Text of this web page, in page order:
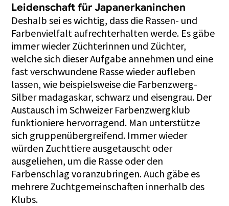
Leidenschaft für Japanerkaninchen
Deshalb sei es wichtig, dass die Rassen- und
Farbenvielfalt aufrechterhalten werde. Es gäbe
immer wieder Züchterinnen und Züchter,
welche sich dieser Aufgabe annehmen und eine
fast verschwundene Rasse wieder aufleben
lassen, wie beispielsweise die Farbenzwerg-
Silber madagaskar, schwarz und eisengrau. Der
Austausch im Schweizer Farbenzwergklub
funktioniere hervorragend. Man unterstütze
sich gruppenübergreifend. Immer wieder
würden Zuchttiere ausgetauscht oder
ausgeliehen, um die Rasse oder den
Farbenschlag voranzubringen. Auch gäbe es
mehrere Zuchtgemeinschaften innerhalb des
Klubs.